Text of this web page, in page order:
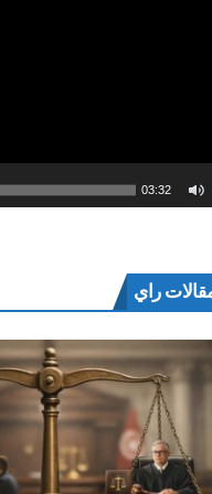
03:32
راي